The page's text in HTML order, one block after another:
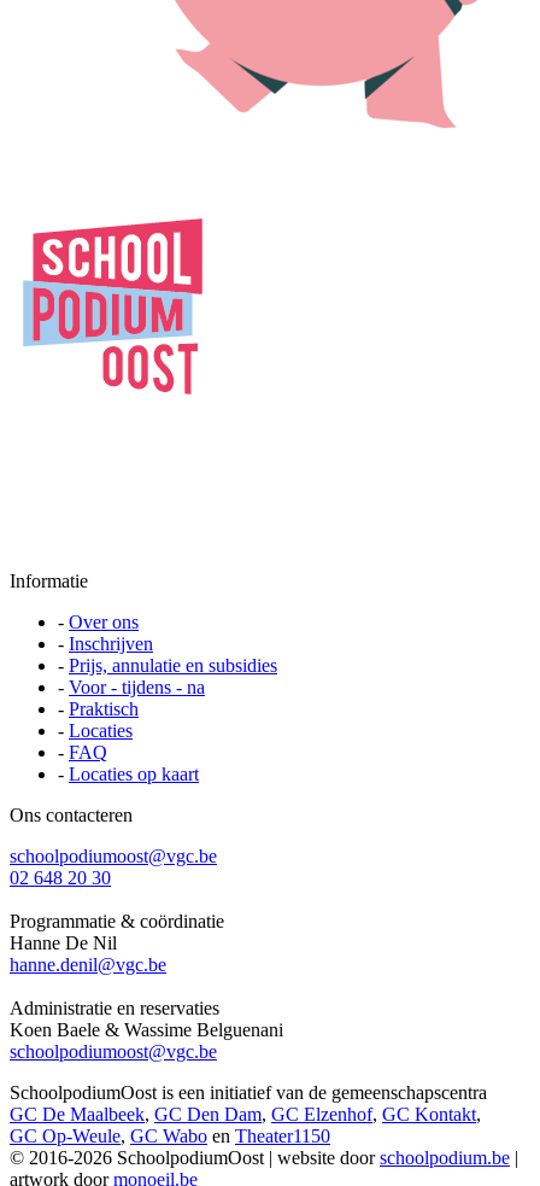
Informatie
- Over ons
- Inschrijven
- Prijs, annulatie en subsidies
- Voor - tijdens - na
- Praktisch
- Locaties
- FAQ
- Locaties op kaart
Ons contacteren
schoolpodiumoost@vgc.be
02 648 20 30
Programmatie & coördinatie
Hanne De Nil
hanne.denil@vgc.be
Administratie en reservaties
Koen Baele & Wassime Belguenani
schoolpodiumoost@vgc.be
SchoolpodiumOost is een initiatief van de gemeenschapscentra
GC De Maalbeek, GC Den Dam, GC Elzenhof, GC Kontakt,
GC Op-Weule, GC Wabo en Theater1150
© 2016-2026 SchoolpodiumOost | website doorschoolpodium.be |
artwork doormonoeil.be